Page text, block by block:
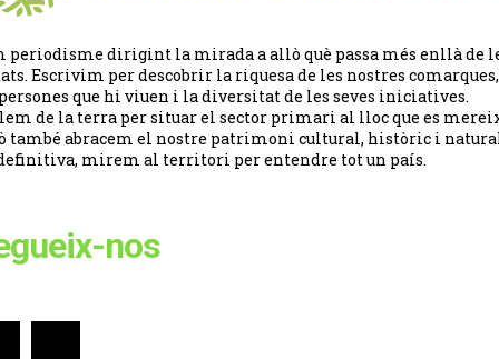
periodisme dirigint la mirada a allò què passa més enllà de
Escrivim per descobrir la riquesa de les nostres
que hi viuen i la diversitat de les seves iniciatives.
de la terra per situar el sector primari al lloc que es
també abracem el nostre patrimoni cultural, històric i
mirem al territori per entendre tot un país.
nos